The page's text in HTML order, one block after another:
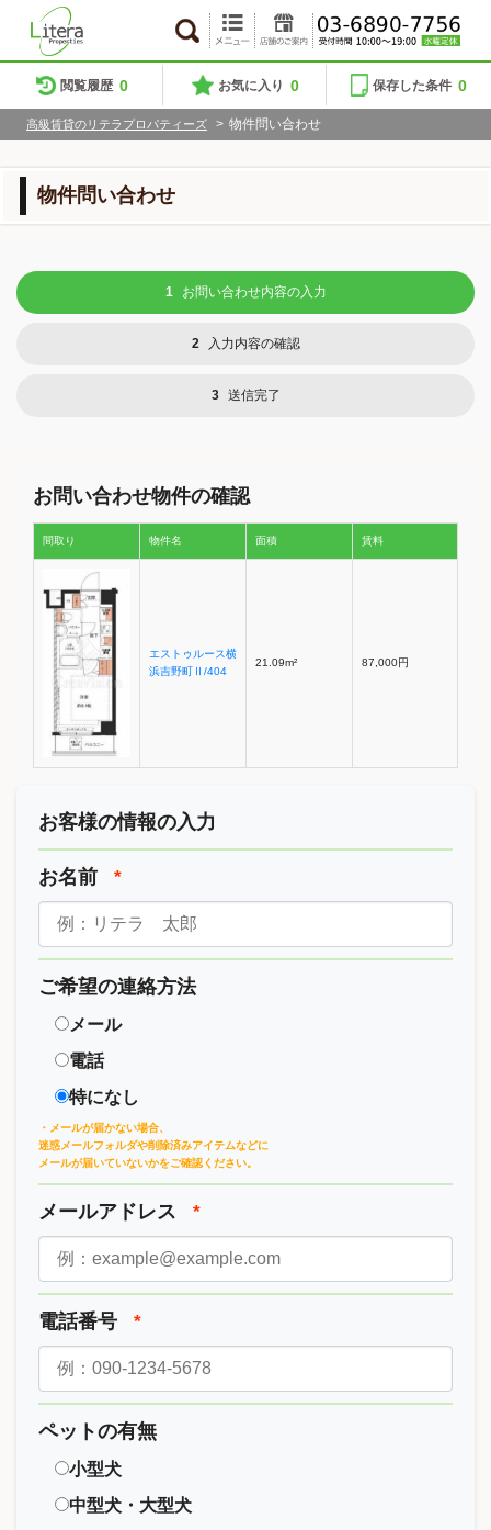
閲覧履歴 0 お気に入り 0 保存した条件 0
高級賃貸のリテラプロパティーズ > 物件問い合わせ
物件問い合わせ
1 お問い合わせ内容の入力
2 入力内容の確認
3 送信完了
お問い合わせ物件の確認
間取り 物件名 面積 賃料
エストゥルース横
浜吉野町Ⅱ/404
21.09m² 87,000円
お客様の情報の入力
お名前 *
ご希望の連絡方法
メール
電話
特になし
・メールが届かない場合、
迷惑メールフォルダや削除済みアイテムなどに
メールが届いていないかをご確認ください。
メールアドレス *
電話番号 *
ペットの有無
小型犬
中型犬・大型犬